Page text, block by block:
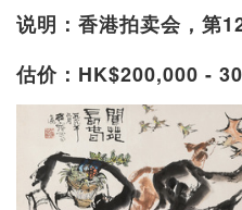
说明：香港拍卖会，第
估价：HK$200,000 -